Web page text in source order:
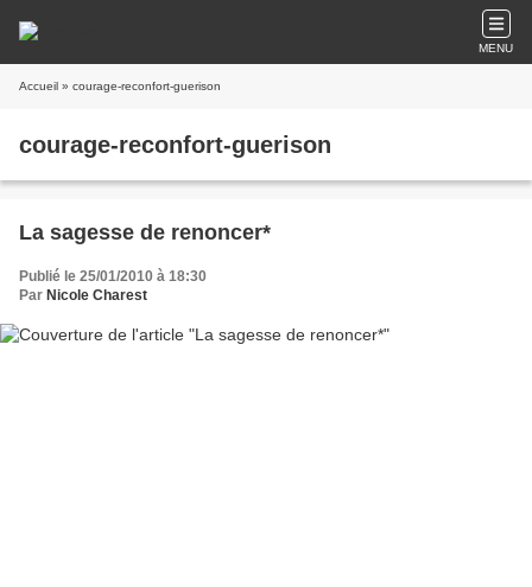
MENU
Accueil » courage-reconfort-guerison
courage-reconfort-guerison
La sagesse de renoncer*
Publié le 25/01/2010 à 18:30
Par Nicole Charest